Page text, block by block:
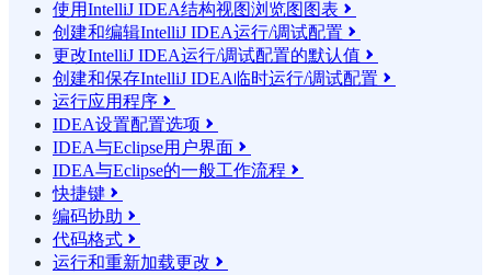
使用IntelliJ IDEA结构视图浏览图图表 
创建和编辑IntelliJ IDEA运行/调试配置 
更改IntelliJ IDEA运行/调试配置的默认值 
创建和保存IntelliJ IDEA临时运行/调试配置 
运行应用程序 
IDEA设置配置选项 
IDEA与Eclipse用户界面 
IDEA与Eclipse的一般工作流程 
快捷键 
编码协助 
代码格式 
运行和重新加载更改 